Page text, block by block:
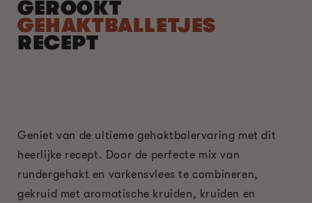
GEROOKT
GEHAKTBALLETJES
RECEPT
Geniet van de ultieme gehaktbalervaring met dit
heerlijke recept. Door de perfecte mix van
rundergehakt en varkensvlees te combineren,
gekruid met aromatische kruiden, kruiden en